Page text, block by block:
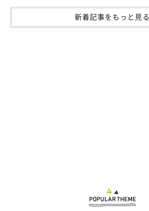
新着記事をもっと見る